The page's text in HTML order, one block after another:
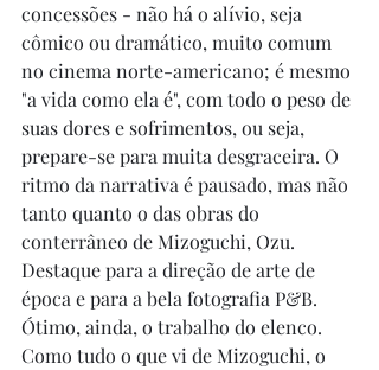
concessões - não há o alívio, seja
cômico ou dramático, muito comum
no cinema norte-americano; é mesmo
"a vida como ela é", com todo o peso de
suas dores e sofrimentos, ou seja,
prepare-se para muita desgraceira. O
ritmo da narrativa é pausado, mas não
tanto quanto o das obras do
conterrâneo de Mizoguchi, Ozu.
Destaque para a direção de arte de
época e para a bela fotografia P&B.
Ótimo, ainda, o trabalho do elenco.
Como tudo o que vi de Mizoguchi, o